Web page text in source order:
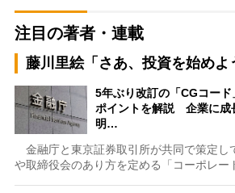
注目の著者・連載
藤川里絵「さあ、投資を始めよ
5年ぶり改訂の「CGコー
ポイントを解説 企業に成
明…
金融庁と東京証券取引所が共同で策定し
や取締役会のあり方を定める「コーポレー